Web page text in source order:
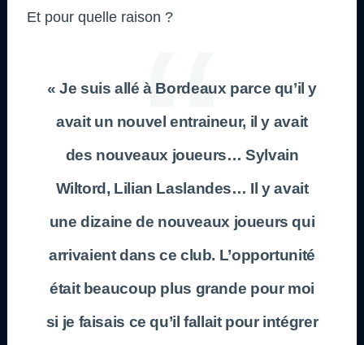
Et pour quelle raison ?
« Je suis allé à Bordeaux parce qu’il y
avait un nouvel entraineur, il y avait
des nouveaux joueurs… Sylvain
Wiltord, Lilian Laslandes… Il y avait
une dizaine de nouveaux joueurs qui
arrivaient dans ce club. L’opportunité
était beaucoup plus grande pour moi
si je faisais ce qu’il fallait pour intégrer